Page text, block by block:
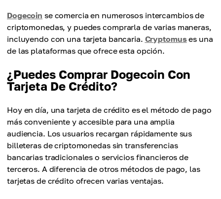
Dogecoin se comercia en numerosos intercambios de
criptomonedas, y puedes comprarla de varias maneras,
incluyendo con una tarjeta bancaria. Cryptomuses una
de las plataformas que ofrece esta opción.
¿Puedes Comprar Dogecoin Con
Tarjeta De Crédito?
Hoy en día, una tarjeta de crédito es el método de pago
más conveniente y accesible para una amplia
audiencia. Los usuarios recargan rápidamente sus
billeteras de criptomonedas sin transferencias
bancarias tradicionales o servicios financieros de
terceros. A diferencia de otros métodos de pago, las
tarjetas de crédito ofrecen varias ventajas.